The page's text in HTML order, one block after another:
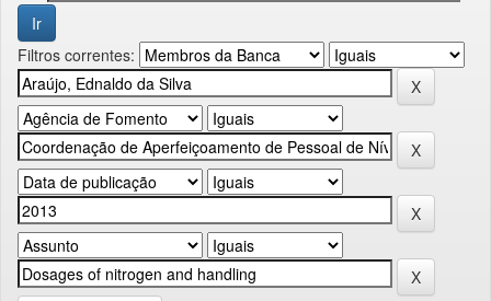
Filtros correntes: